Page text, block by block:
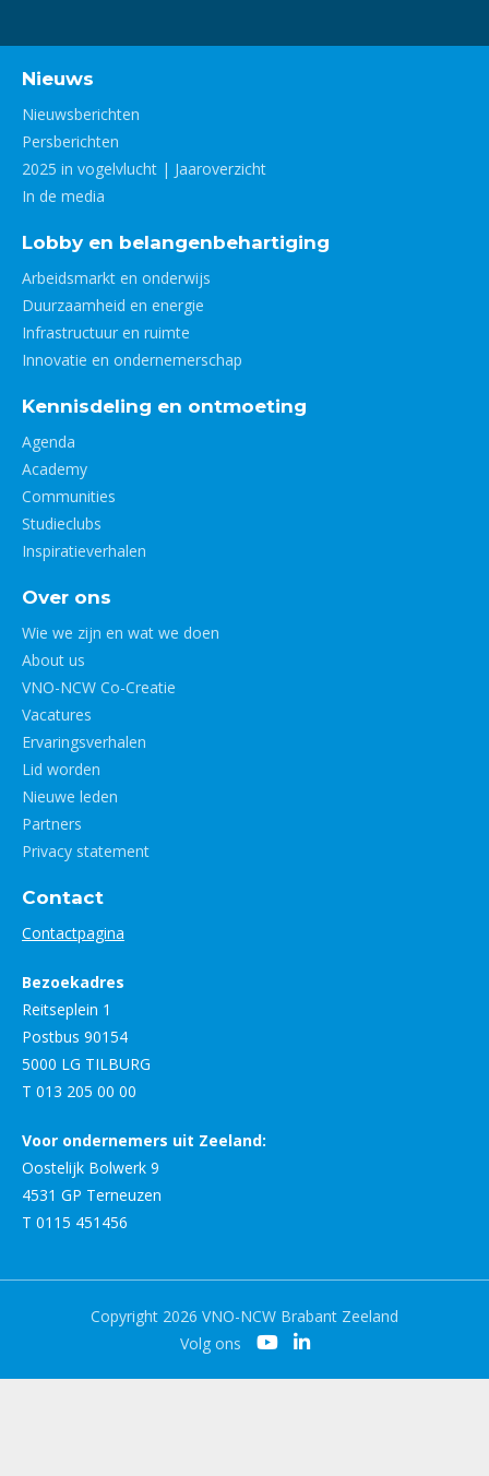
Nieuws
Nieuwsberichten
Persberichten
2025 in vogelvlucht | Jaaroverzicht
In de media
Lobby en belangenbehartiging
Arbeidsmarkt en onderwijs
Duurzaamheid en energie
Infrastructuur en ruimte
Innovatie en ondernemerschap
Kennisdeling en ontmoeting
Agenda
Academy
Communities
Studieclubs
Inspiratieverhalen
Over ons
Wie we zijn en wat we doen
About us
VNO-NCW Co-Creatie
Vacatures
Ervaringsverhalen
Lid worden
Nieuwe leden
Partners
Privacy statement
Contact
Contactpagina
Bezoekadres
Reitseplein 1
Postbus 90154
5000 LG TILBURG
T 013 205 00 00
Voor ondernemers uit Zeeland:
Oostelijk Bolwerk 9
4531 GP Terneuzen
T 0115 451456
Copyright 2026 VNO-NCW Brabant Zeeland
Volg ons